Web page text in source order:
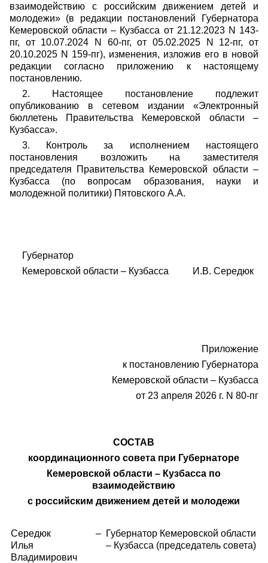
взаимодействию с российским движением детей и
молодежи» (в редакции постановлений Губернатора
Кемеровской области – Кузбасса от 21.12.2023 N 143-
пг, от 10.07.2024 N 60-пг, от 05.02.2025 N 12-пг, от
20.10.2025 N 159-пг), изменения, изложив его в новой
редакции согласно приложению к настоящему
постановлению.
2. Настоящее постановление подлежит
опубликованию в сетевом издании «Электронный
бюллетень Правительства Кемеровской области –
Кузбасса».
3. Контроль за исполнением настоящего
постановления возложить на заместителя
председателя Правительства Кемеровской области –
Кузбасса (по вопросам образования, науки и
молодежной политики) Пятовского А.А.
Губернатор
Кемеровской области – Кузбасса И.В. Середюк
Приложение
к постановлению Губернатора
Кемеровской области – Кузбасса
от 23 апреля 2026 г. N 80-пг
СОСТАВ
координационного совета при Губернаторе
Кемеровской области – Кузбасса по
взаимодействию
с российским движением детей и молодежи
Середюк
Илья
Владимирович
– Губернатор Кемеровской области
– Кузбасса (председатель совета)